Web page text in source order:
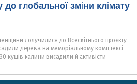
до глобальної зміни клімату
долучилися до Всесвітнього проєкту
дерева на меморіальному комплексі
кущів калини висадили й активісти